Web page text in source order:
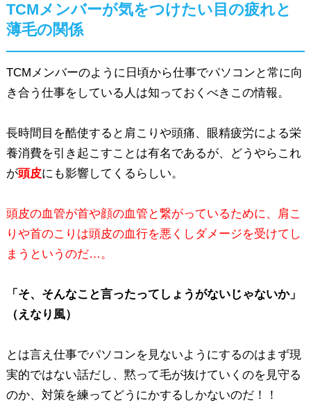
TCMメンバーが気をつけたい目の疲れと
薄毛の関係
TCMメンバーのように日頃から仕事でパソコンと常に向
き合う仕事をしている人は知っておくべきこの情報。
長時間目を酷使すると肩こりや頭痛、眼精疲労による栄
養消費を引き起こすことは有名であるが、どうやらこれ
が頭皮にも影響してくるらしい。
頭皮の血管が首や顔の血管と繋がっているために、肩こ
りや首のこりは頭皮の血行を悪くしダメージを受けてし
まうというのだ…。
「そ、そんなこと言ったってしょうがないじゃないか」
（えなり風）
とは言え仕事でパソコンを見ないようにするのはまず現
実的ではない話だし、黙って毛が抜けていくのを見守る
のか、対策を練ってどうにかするしかないのだ！！